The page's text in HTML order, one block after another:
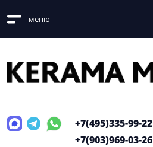
меню
+7(495)335-99-22
+7(903)969-03-26